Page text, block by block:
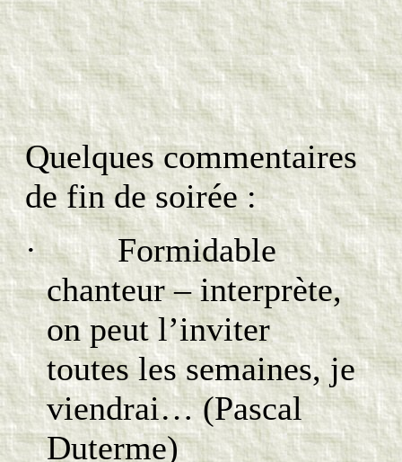
Quelques commentaires
de fin de soirée :
· Formidable
chanteur – interprète,
on peut l’inviter
toutes les semaines, je
viendrai… (Pascal
Duterme)